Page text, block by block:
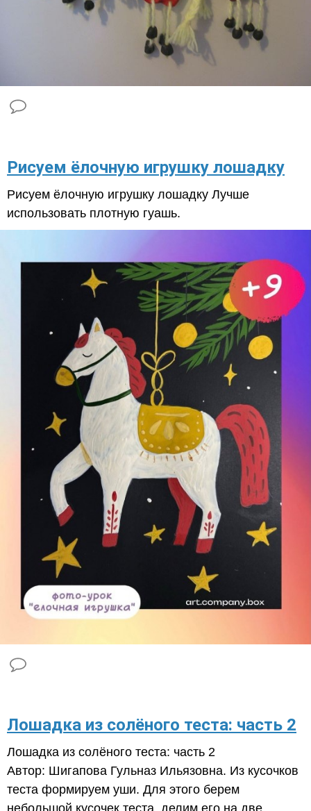
Рисуем ёлочную игрушку лошадку
Рисуем ёлочную игрушку лошадку Лучше
использовать плотную гуашь.
​Лошадка из солёного теста: часть 2
Лошадка из солёного теста: часть 2
Автор: Шигапова Гульназ Ильязовна. Из кусочков
теста формируем уши. Для этого берем